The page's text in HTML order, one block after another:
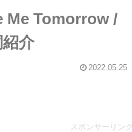
Me Tomorrow /
介
2022.05.25
スポンサーリンク